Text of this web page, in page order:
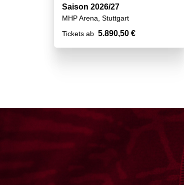
Saison 2026/27
MHP Arena, Stuttgart
Tickets ab 5.890,50 €